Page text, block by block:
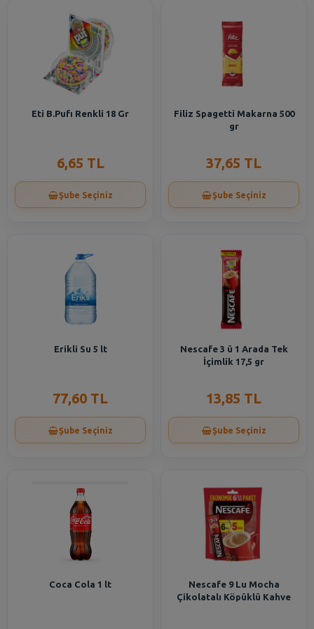
Eti B.Pufı Renkli 18 Gr
6,65 TL
Şube Seçiniz
Filiz Spagetti Makarna 500
gr
37,65 TL
Şube Seçiniz
Erikli Su 5 lt
77,60 TL
Şube Seçiniz
Nescafe 3 ü 1 Arada Tek
İçimlik 17,5 gr
13,85 TL
Şube Seçiniz
Coca Cola 1 lt
Nescafe 9 Lu Mocha
Çikolatalı Köpüklü Kahve